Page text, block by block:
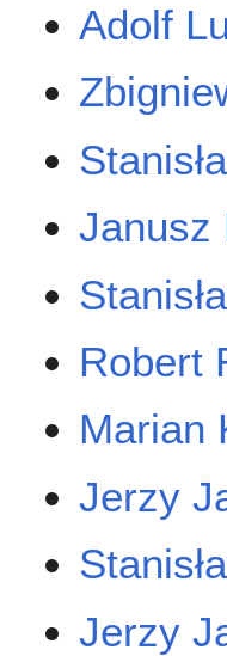
Adolf
Janusz
Robert
Marian
Jerzy
Jerzy